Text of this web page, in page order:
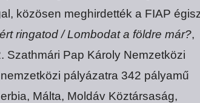
közösen meghirdették a FIAP
ringatod / Lombodat a földre már?,
Szathmári Pap Károly Nemzetközi
pályázatra 342 pályamű
Málta, Moldáv Köztársaság,